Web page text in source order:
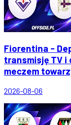
Fiorentina -
transmisję TV i
meczem
2026-08-06